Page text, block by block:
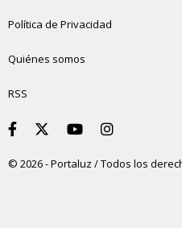
Política de Privacidad
Quiénes somos
RSS
© 2026 - Portaluz / Todos los